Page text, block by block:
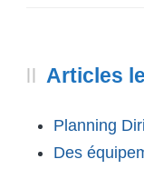
Articles
Planning
Des